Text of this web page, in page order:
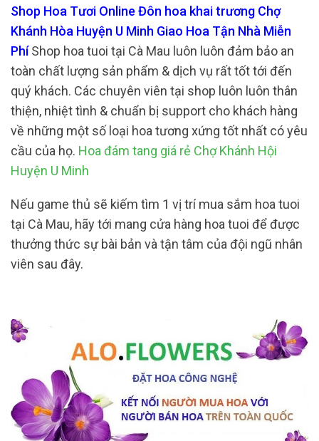
Shop Hoa Tươi Online Đôn hoa khai trương Chợ
Khánh Hòa Huyện U Minh Giao Hoa Tận Nhà Miễn
PhíShop hoa tuoi tại Cà Mau luôn luôn đảm bảo an
toàn chất lượng sản phẩm & dịch vụ rất tốt tới đến
quý khách. Các chuyên viên tại shop luôn luôn thân
thiện, nhiệt tình & chuẩn bị support cho khách hàng
về những một số loại hoa tương xứng tốt nhất có yêu
cầu của họ. Hoa đám tang giá rẻ Chợ Khánh Hội
Huyện U Minh
Nếu game thủ sẽ kiếm tìm 1 vị trí mua sắm hoa tuoi
tại Cà Mau, hãy tới mang cửa hàng hoa tuoi để được
thưởng thức sự bài bản và tận tâm của đội ngũ nhân
viên sau đây.